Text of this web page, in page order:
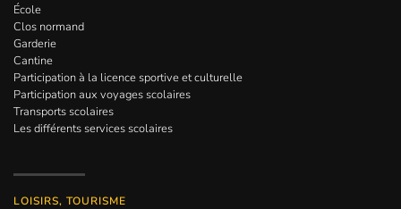
École
Clos normand
Garderie
Cantine
Participation à la licence sportive et culturelle
Participation aux voyages scolaires
Transports scolaires
Les différents services scolaires
LOISIRS, TOURISME